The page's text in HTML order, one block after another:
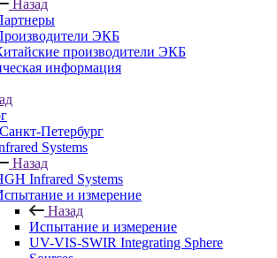
Назад
ЭКБ
производители ЭКБ
информация
Петербург
Systems
Назад
Infrared Systems
и измерение
Назад
Испытание и измерение
UV-VIS-SWIR Integrating Sphere